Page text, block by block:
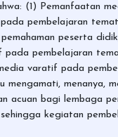
(1) Pemanfaatan
pembelajaran
peserta
pembelajaran
varatif pada
menanya,
acuan bagi lembaga
kegiatan